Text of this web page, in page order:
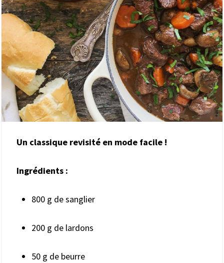
Un classique revisité en mode facile !
Ingrédients :
800 g de sanglier
200 g de lardons
50 g de beurre